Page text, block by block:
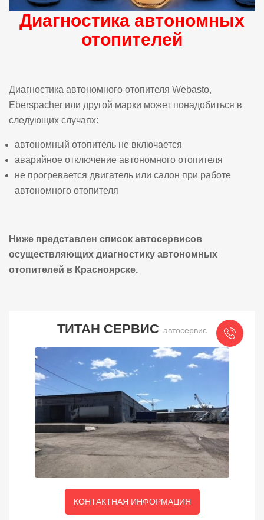
Диагностика автономных
отопителей
Диагностика автономного отопителя Webasto,
Eberspacher или другой марки может понадобиться в
следующих случаях:
автономный отопитель не включается
аварийное отключение автономного отопителя
не прогревается двигатель или салон при работе
автономного отопителя
Ниже представлен список автосервисов
осуществляющих диагностику автономных
отопителей в Красноярске.
ТИТАН СЕРВИС автосервис
КОНТАКТНАЯ ИНФОРМАЦИЯ